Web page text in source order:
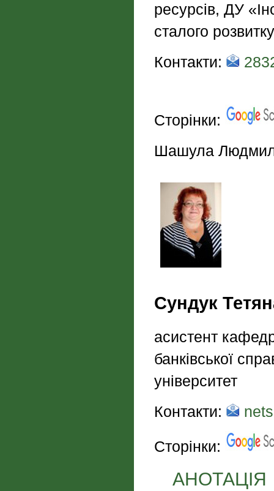
ресурсів, ДУ
сталого
Контакти:
Сторінки:
Шашула
Сундук
асистент
банківської
університет
Контакти:
Сторінки:
АНОТАЦІЯ